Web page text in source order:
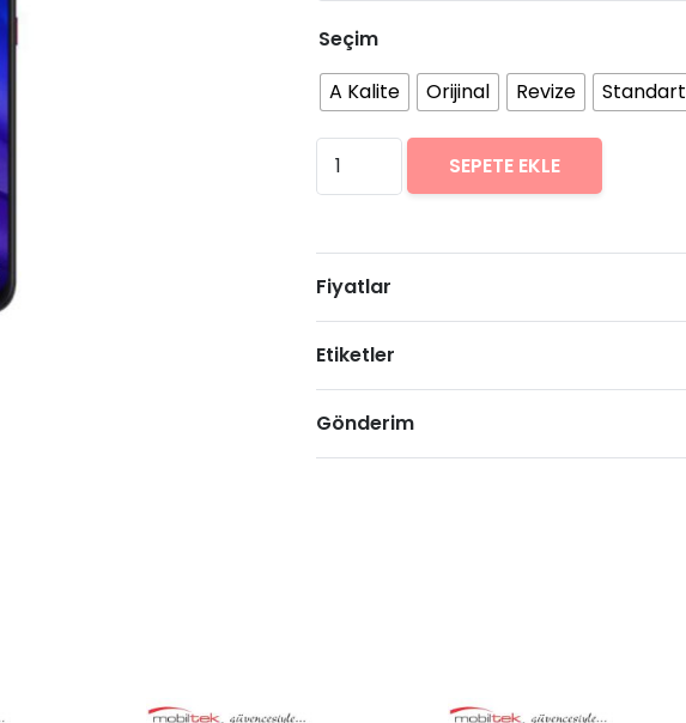
Seçim
A Kalite
Orijinal Revize Standart
Xiaomi
Mi
Pro
Arıza
Fiyatları
SEPETE EKLE
Fiyatlar
Etiketler
Gönderim